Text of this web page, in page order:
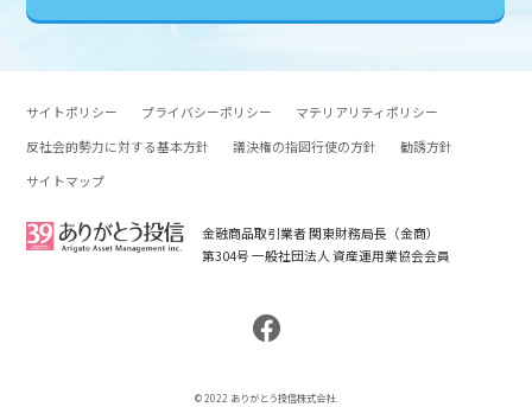
サイトポリシー プライバシーポリシー
マテリアリティポリシー
反社会的勢力に対する基本方針
議決権の指図行使の方針
勧誘方針
サイトマップ
金融商品取引業者 関東財務局長（金商）
第304号 一般社団法人 資産運用業協会会員
© 2022 ありがとう投信株式会社.